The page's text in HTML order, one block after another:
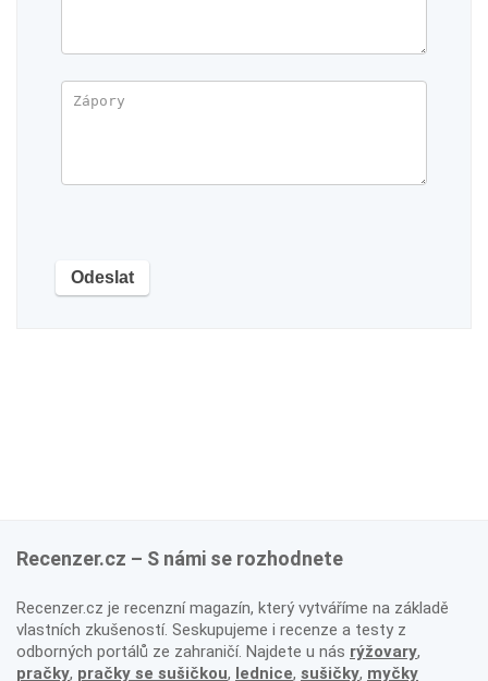
Recenzer.cz – S námi se rozhodnete
Recenzer.cz je recenzní magazín, který vytváříme na základě
vlastních zkušeností. Seskupujeme i recenze a testy z
odborných portálů ze zahraničí. Najdete u nás rýžovary,
pračky, pračky se sušičkou, lednice, sušičky, myčky